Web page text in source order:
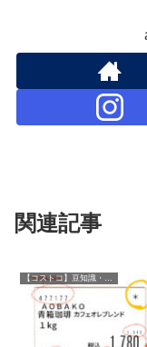
関連記事
【コストコ】豆知識・裏技